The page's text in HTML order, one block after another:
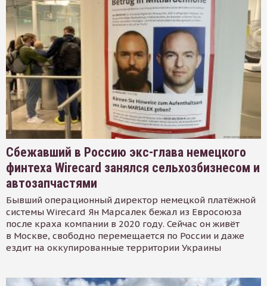
Сбежавший в Россию экс-глава немецкого
финтеха Wirecard занялся сельхозбизнесом и
автозапчастями
Бывший операционный директор немецкой платёжной
системы Wirecard Ян Марсалек бежал из Евросоюза
после краха компании в 2020 году. Сейчас он живёт
в Москве, свободно перемещается по России и даже
ездит на оккупированные территории Украины